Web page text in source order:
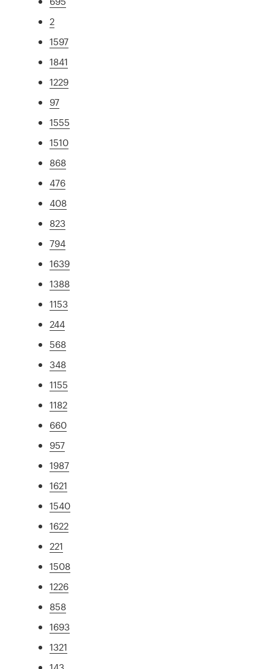
2
1597
1841
1229
97
1555
1510
868
476
408
823
794
1639
1388
1153
244
568
348
1155
1182
660
957
1987
1621
1540
1622
221
1508
1226
858
1693
1321